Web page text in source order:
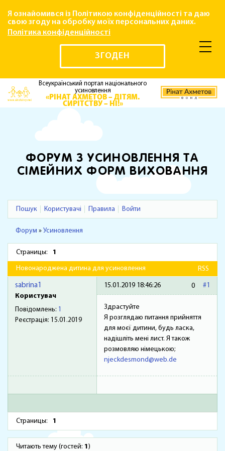
Я ознайомився із Політикою конфіденційності та даю
свою згоду на обробку моїх персональних даних.
Політика конфіденційності
ЗГОДЕН
Всеукраїнський портал національного
усиновлення
«РІНАТ АХМЕТОВ – ДІТЯМ.
СИРІТСТВУ – НІ!»
ФОРУМ З УСИНОВЛЕННЯ ТА
СІМЕЙНИХ ФОРМ ВИХОВАННЯ
Пошук Користувачі Правила Войти
Форум » Усиновлення
Страницы: 1
RSS
Новонароджена дитина для усиновлення
sabrina1
Користувач
Повідомлень: 1
Реєстрація: 15.01.2019
#1
0
15.01.2019 18:46:26
Здрастуйте
Я розглядаю питання прийняття
для моєї дитини, будь ласка,
надішліть мені лист. Я також
розмовляю німецькою;
njeckdesmond@web.de
Страницы: 1
Читають тему (гостей: 1)